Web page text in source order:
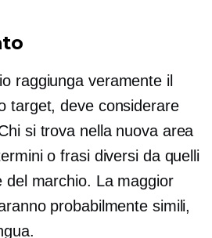
raggiunga veramente il
target, deve considerare
si trova nella nuova area
o frasi diversi da quelli
del marchio. La maggior
probabilmente simili,